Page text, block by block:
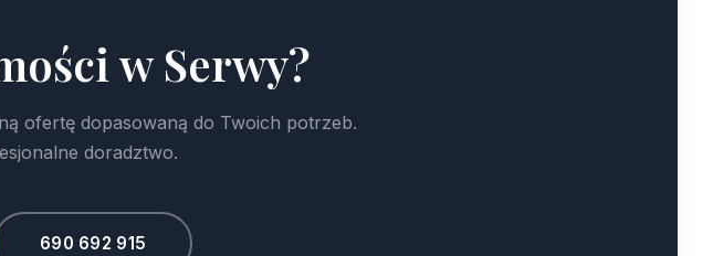
w Serwy?
ofertę dopasowaną do Twoich potrzeb.
doradztwo.
690 692 915